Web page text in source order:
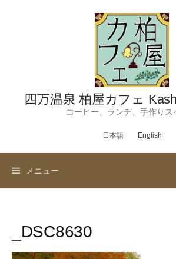
四万温泉 柏屋カフェ
コーヒー、ランチ、手作りス
日本語 English
メニュー
_DSC8630